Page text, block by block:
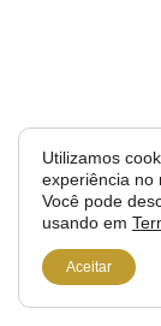
Utilizamos
experiência no
Você pode
usando em
Aceitar